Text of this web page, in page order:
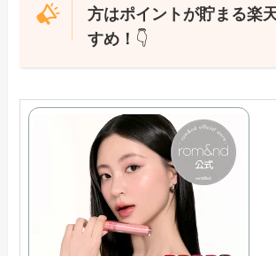
方はポイントが貯まる楽
すめ！ 👇